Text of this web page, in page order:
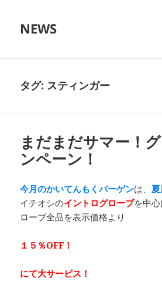
NEWS
タグ: スティンガー
まだまだサマー！
ンペーン！
今月のかいてんもくバーゲンは、
イチオシのイントログローブを中
ローブ全品を表示価格より
１５％OFF！
にて大サービス！